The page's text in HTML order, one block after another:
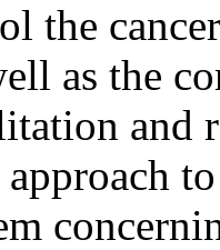
the
as the
and